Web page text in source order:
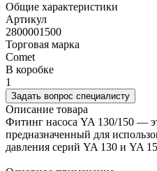
Общие характеристики
Артикул
2800001500
Торговая марка
Comet
В коробке
1
Задать вопрос специалисту
Описание товара
Фитинг насоса YA 130/150 —
предназначенный для
давления серий YA 130 и YA